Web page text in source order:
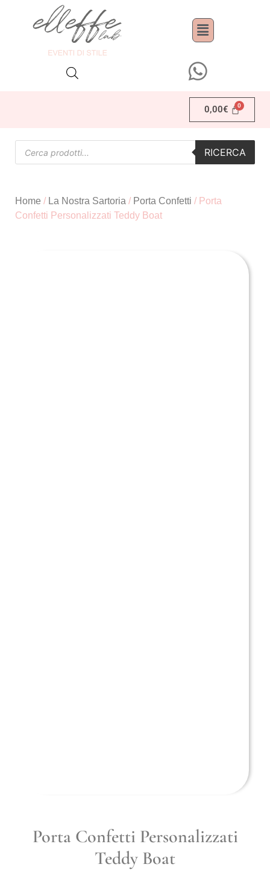
0,00€
RICERCA
Home / La Nostra Sartoria / Porta Confetti / Porta
Confetti Personalizzati Teddy Boat
Porta Confetti Personalizzati
Teddy Boat